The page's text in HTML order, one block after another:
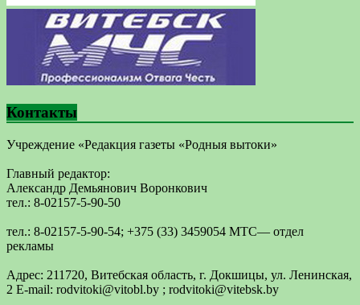
Контакты
Учреждение «Редакция газеты «Родныя вытоки»
Главный редактор:
Александр Демьянович Воронкович
тел.: 8-02157-5-90-50
тел.: 8-02157-5-90-54; +375 (33) 3459054 МТС— отдел
рекламы
Адрес: 211720, Витебская область, г. Докшицы, ул. Ленинская,
2 E-mail: ​rodvitoki@​​vitobl​.by ; rodvitoki@vitebsk.by